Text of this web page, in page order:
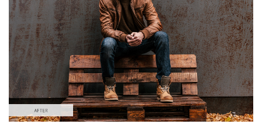
Kérlek, válassz
Free Photoshop Overlay #4
Small 800*533px
Distressed Mood
(30 Overlays)
Large 6000*4000px